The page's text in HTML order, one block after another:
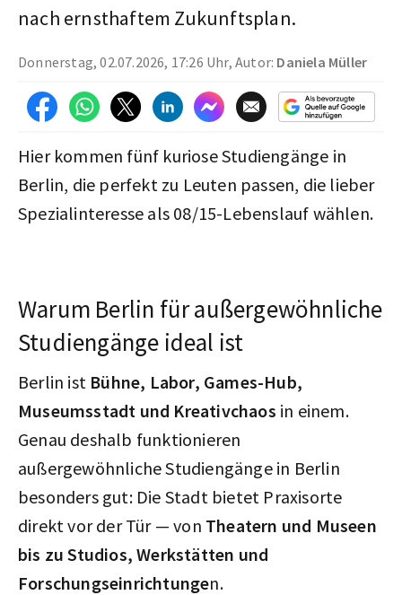
nach ernsthaftem Zukunftsplan.
Donnerstag, 02.07.2026, 17:26 Uhr, Autor: Daniela Müller
Hier kommen fünf kuriose Studiengänge in
Berlin, die perfekt zu Leuten passen, die lieber
Spezialinteresse als 08/15-Lebenslauf wählen.
Warum Berlin für außergewöhnliche
Studiengänge ideal ist
Berlin ist Bühne, Labor, Games-Hub,
Museumsstadt und Kreativchaos in einem.
Genau deshalb funktionieren
außergewöhnliche Studiengänge in Berlin
besonders gut: Die Stadt bietet Praxisorte
direkt vor der Tür — von Theatern und Museen
bis zu Studios, Werkstätten und
Forschungseinrichtungen.